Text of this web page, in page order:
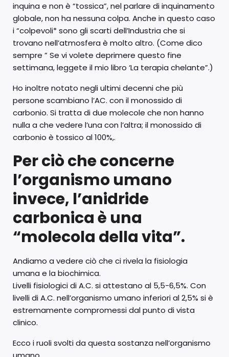
inquina e non è “tossica”, nel parlare di inquinamento
globale, non ha nessuna colpa. Anche in questo caso
i “colpevoli* sono gli scarti dell’Industria che si
trovano nell’atmosfera è molto altro. (Come dico
sempre ” Se vi volete deprimere questo fine
settimana, leggete il mio libro ‘La terapia chelante”.)
Ho inoltre notato negli ultimi decenni che più
persone scambiano l’AC. con il monossido di
carbonio. Si tratta di due molecole che non hanno
nulla a che vedere l’una con l’altra; il monossido di
carbonio è tossico al 100%,.
Per ciò che concerne
l’organismo umano
invece, l’anidride
carbonica è una
“molecola della vita”.
Andiamo a vedere ciò che ci rivela la fisiologia
umana e la biochimica.
Livelli fisiologici di A.C. si attestano al 5,5-6,5%. Con
livelli di A.C. nell’organismo umano inferiori al 2,5% si è
estremamente compromessi dal punto di vista
clinico.
Ecco i ruoli svolti da questa sostanza nell’organismo